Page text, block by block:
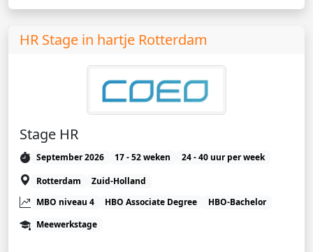
HR Stage in hartje Rotterdam
Stage HR
September 2026 17 - 52 weken
24 - 40 uur per week
Rotterdam
Zuid-Holland
MBO niveau 4
HBO Associate Degree
HBO-Bachelor
Meewerkstage